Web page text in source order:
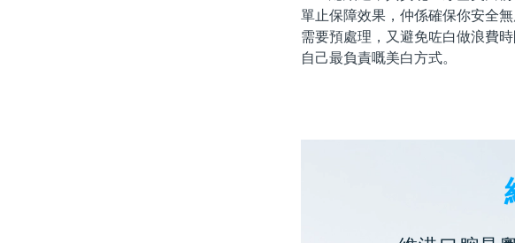
單止保障效果，仲係確保你安全
需要預處理，又避免咗白做浪費
自己最負責嘅美白方式。